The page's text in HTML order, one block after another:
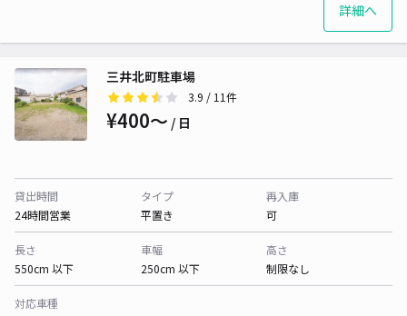
詳細へ
三井北町駐車場
3.9 / 11件
¥400〜 / 日
貸出時間
24時間営業
タイプ
平置き
再入庫
可
長さ
550cm 以下
車幅
250cm 以下
高さ
制限なし
対応車種